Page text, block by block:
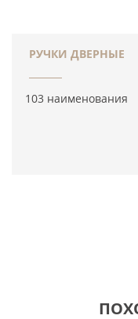
РУЧКИ ДВЕРНЫЕ
103 наименования